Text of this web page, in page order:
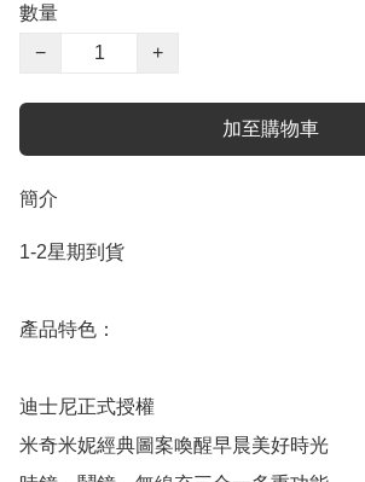
數量
−
+
加至購物車
簡介
1-2星期到貨
產品特色：
迪士尼正式授權
米奇米妮經典圖案喚醒早晨美好時光